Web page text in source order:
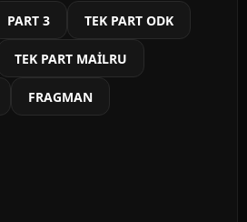
PART 3 TEK PART ODK
TEK PART MAİLRU
FRAGMAN